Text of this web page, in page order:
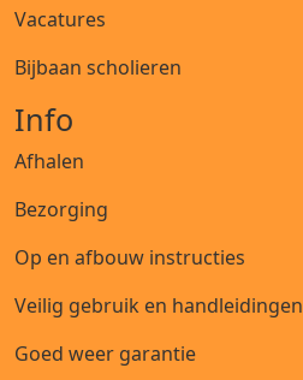
Vacatures
Bijbaan scholieren
Info
Afhalen
Bezorging
Op en afbouw instructies
Veilig gebruik en handleidingen
Goed weer garantie